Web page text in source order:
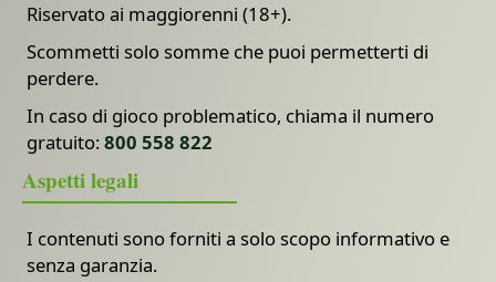
Riservato ai maggiorenni (18+).
Scommetti solo somme che puoi permetterti di
perdere.
In caso di gioco problematico, chiama il numero
gratuito:800 558 822
Aspetti legali
I contenuti sono forniti a solo scopo informativo e
senza garanzia.